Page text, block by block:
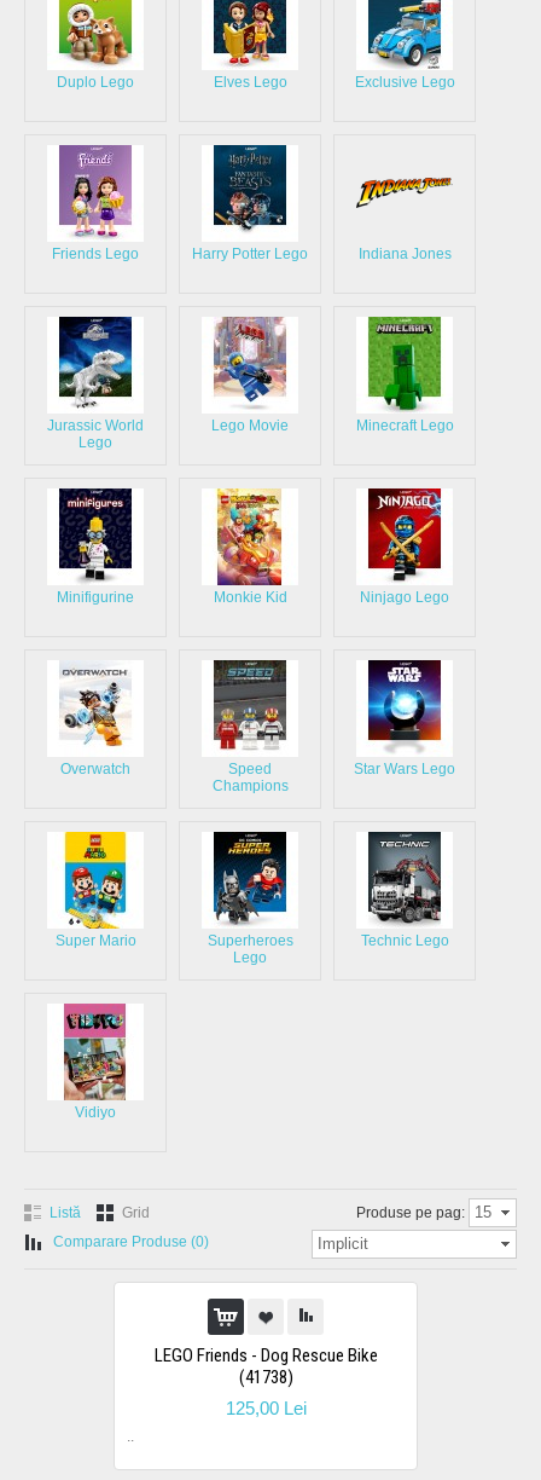
Duplo Lego Elves Lego Exclusive Lego
Friends Lego Harry Potter Lego Indiana Jones
Jurassic World
Lego
Lego Movie Minecraft Lego
Minifigurine Monkie Kid Ninjago Lego
Overwatch
Speed
Champions
Star Wars Lego
Super Mario
Superheroes
Lego
Technic Lego
Vidiyo
Listă Grid Produse pe pag:
15
Implicit
Comparare Produse (0)
LEGO Friends - Dog Rescue Bike
(41738)
125,00 Lei
..